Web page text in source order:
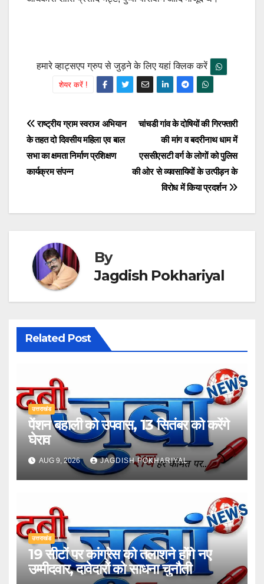
हमारे व्हाट्सएप ग्रुप से जुड़ने के लिए यहां क्लिक करें
शेयर करें !
Post
navigation
चांचडी गांव के दोषियों की गिरफ्तारी
की मांग व बदरीनाथ धाम में
एससीएसटी वर्ग के लोगों को पुलिस
की ओर से व्यवसायियों के उत्पीड़न के
विरोध में किया प्रदर्शन
राष्ट्रीय ग्राम स्वराज अभियान
के तहत दो दिवसीय महिला एव बाल
सभा का क्षमता निर्माण प्रशिक्षण
कार्यक्रम संपन्न
By
Jagdish Pokhariyal
Related Post
उत्तराखंड
पेंशन बहाली को उपवास, 13 सितंबर को करेंगे
घेराव
AUG 9, 2026 JAGDISH POKHARIYAL
उत्तराखंड
19 सीटों पर कांग्रेस को तलाशने होंगे नए
उम्मीदवार, दावेदारों को साधना चुनौती